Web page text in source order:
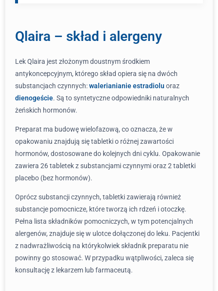
Qlaira – skład i alergeny
Lek Qlaira jest złożonym doustnym środkiem
antykoncepcyjnym, którego skład opiera się na dwóch
substancjach czynnych:walerianianie estradiolu oraz
dienogeście. Są to syntetyczne odpowiedniki naturalnych
żeńskich hormonów.
Preparat ma budowę wielofazową, co oznacza, że w
opakowaniu znajdują się tabletki o różnej zawartości
hormonów, dostosowane do kolejnych dni cyklu. Opakowanie
zawiera 26 tabletek z substancjami czynnymi oraz 2 tabletki
placebo (bez hormonów).
Oprócz substancji czynnych, tabletki zawierają również
substancje pomocnicze, które tworzą ich rdzeń i otoczkę.
Pełna lista składników pomocniczych, w tym potencjalnych
alergenów, znajduje się w ulotce dołączonej do leku. Pacjentki
z nadwrażliwością na którykolwiek składnik preparatu nie
powinny go stosować. W przypadku wątpliwości, zaleca się
konsultację z lekarzem lub farmaceutą.